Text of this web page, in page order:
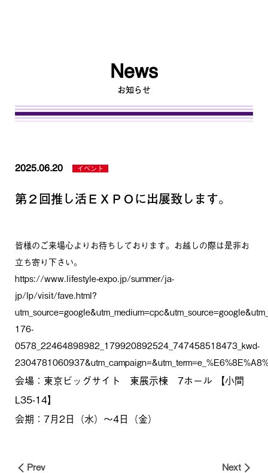
重光商事の特長
会社概要
お知らせ
採用情報
お問い合わせ
News
お知らせ
2025.06.20 イベント
第２回推し活ＥＸＰＯに出展致します。
皆様のご来場心よりお待ちしております。お越しの際は是非お
立ち寄り下さい。
https://www.lifestyle-expo.jp/summer/ja-
jp/lp/visit/fave.html?
176-
0578_22464898982_179920892524_747458518473_kwd-
会場：東京ビッグサイト 東展示棟 7ホール 【小間
L35-14】
会期：7月2日（水）～4日（金）
Prev Next